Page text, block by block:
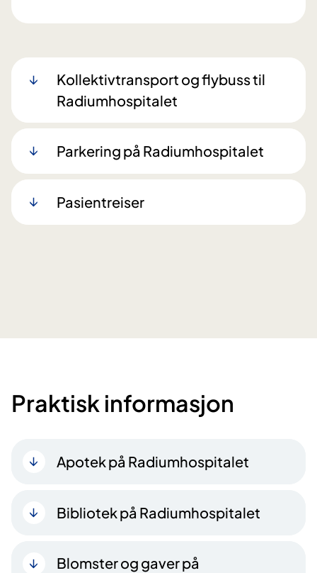
Kollektivtransport og flybuss til
Radiumhospitalet
Parkering på Radiumhospitalet
Pasientreiser
Praktisk informasjon
Apotek på Radiumhospitalet
Bibliotek på Radiumhospitalet
Blomster og gaver på